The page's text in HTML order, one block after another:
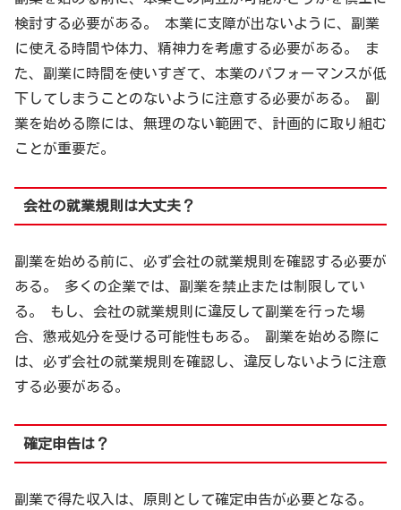
検討する必要がある。 本業に支障が出ないように、副業
に使える時間や体力、精神力を考慮する必要がある。 ま
た、副業に時間を使いすぎて、本業のパフォーマンスが低
下してしまうことのないように注意する必要がある。 副
業を始める際には、無理のない範囲で、計画的に取り組む
ことが重要だ。
会社の就業規則は大丈夫？
副業を始める前に、必ず会社の就業規則を確認する必要が
ある。 多くの企業では、副業を禁止または制限してい
る。 もし、会社の就業規則に違反して副業を行った場
合、懲戒処分を受ける可能性もある。 副業を始める際に
は、必ず会社の就業規則を確認し、違反しないように注意
する必要がある。
確定申告は？
副業で得た収入は、原則として確定申告が必要となる。